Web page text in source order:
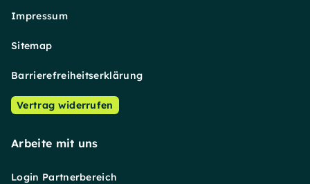
Impressum
Sitemap
Barrierefreiheitserklärung
Vertrag widerrufen
Arbeite mit uns
Login Partnerbereich